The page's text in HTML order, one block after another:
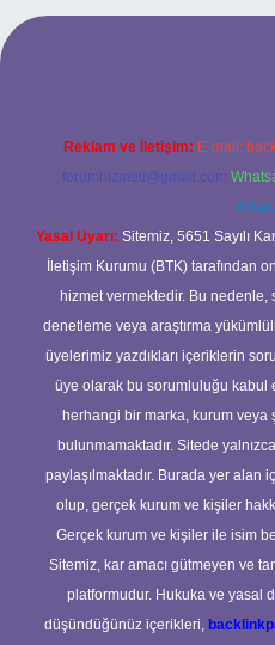
giriş
Reklam ve İletişim: E-mail:
forumhizmeti@gmail.com
Yasal Uyarı: Sitemiz, 5651 Sayılı
İletişim Kurumu (BTK) tarafından
hizmet vermektedir. Bu
denetleme veya araştırma
üyelerimiz yazdıkları içeriklerin
üye olarak bu sorumluluğu kabul
herhangi bir marka, kurum veya
bulunmamaktadır. Sitede
paylaşılmaktadır. Burada yer alan
olup, gerçek kurum ve kişiler
Gerçek kurum ve kişiler ile isim
Sitemiz, kar amacı gütmeyen ve
platformudur. Hukuka ve yasal
düşündüğünüz içerikleri,